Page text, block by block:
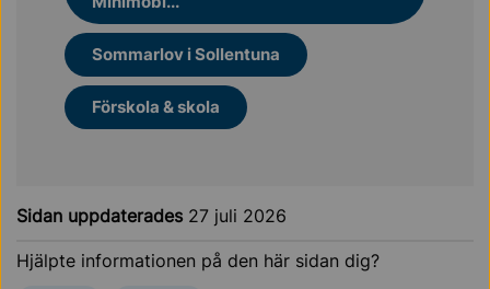
Sommarlov i Sollentuna
Förskola & skola
Sidan uppdaterades 27 juli 2026
Hjälpte informationen på den här sidan dig?